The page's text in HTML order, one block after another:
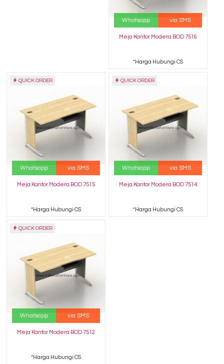
Whatsapp via SMS
Meja Kantor Modera BOD 7516
*Harga Hubungi CS
QUICK ORDER
Whatsapp via SMS
Meja Kantor Modera BOD 7515
*Harga Hubungi CS
QUICK ORDER
Whatsapp via SMS
Meja Kantor Modera BOD 7514
*Harga Hubungi CS
QUICK ORDER
Whatsapp via SMS
Meja Kantor Modera BOD 7512
*Harga Hubungi CS